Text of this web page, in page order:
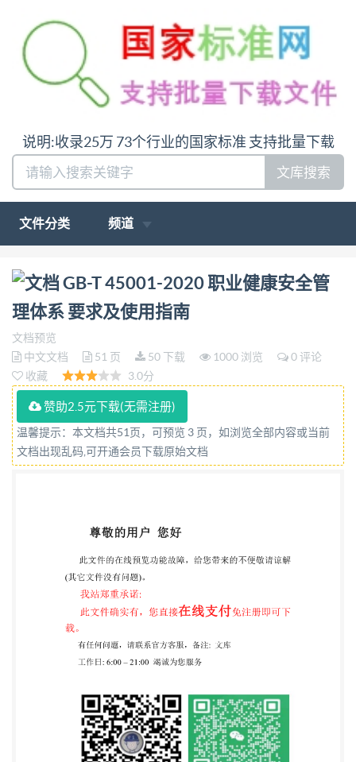
说明:收录25万 73个行业的国家标准 支持批量下载
文库搜索
文件分类 频道
问:哪里下载GB-T 45001-2020 职业健康安全管理体系
要求及使用指南答:请联系微信:siduwenku
GB-T 45001-2020 职业健康安全管
理体系 要求及使用指南
文档预览
中文文档
51 页 50 下载 1000 浏览
0 评论
收藏
3.0分
赞助2.5元下载(无需注册)
温馨提示：本文档共51页，可预览 3 页，如浏览全部内容或当前
文档出现乱码,可开通会员下载原始文档